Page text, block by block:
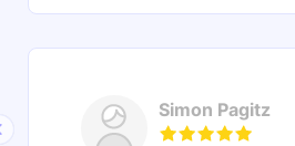
Simon Pagitz